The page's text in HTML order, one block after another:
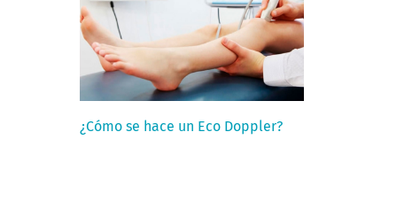
¿Cómo se hace un Eco Doppler?